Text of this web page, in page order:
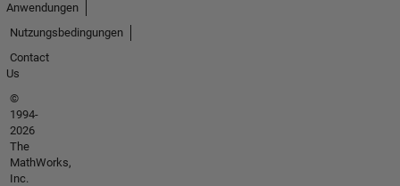
Anwendungen
Nutzungsbedingungen
Contact
Us
©
1994-
2026
The
MathWorks,
Inc.